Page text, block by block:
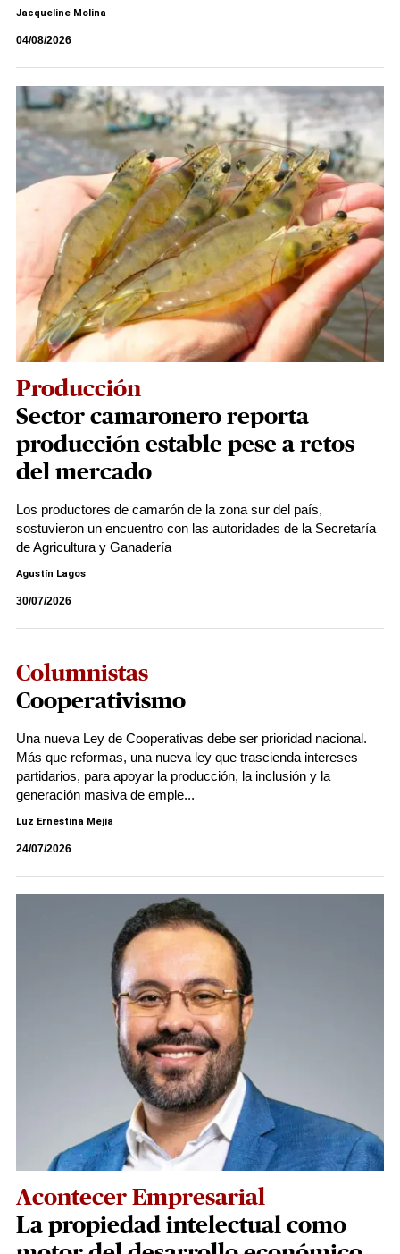
Jacqueline Molina
04/08/2026
Producción
Sector camaronero reporta
producción estable pese a retos
del mercado
Los productores de camarón de la zona sur del país,
sostuvieron un encuentro con las autoridades de la Secretaría
de Agricultura y Ganadería
Agustín Lagos
30/07/2026
Columnistas
Cooperativismo
Una nueva Ley de Cooperativas debe ser prioridad nacional.
Más que reformas, una nueva ley que trascienda intereses
partidarios, para apoyar la producción, la inclusión y la
generación masiva de emple...
Luz Ernestina Mejía
24/07/2026
Acontecer Empresarial
La propiedad intelectual como